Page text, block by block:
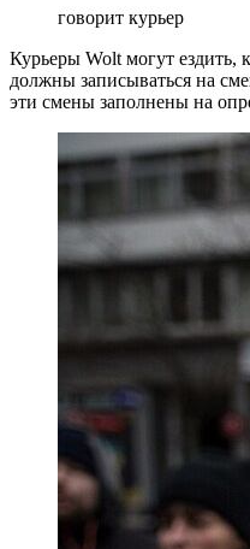
говорит курьер
Курьеры Wolt могут ездить,
должны записываться на
эти смены заполнены на